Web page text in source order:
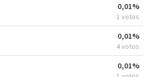
0,01%
1 votos
0,01%
4 votos
0,01%